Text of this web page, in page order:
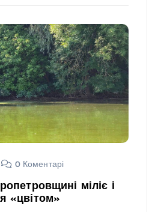
0 Коментарі
міліє і
«цвітом»